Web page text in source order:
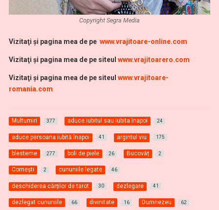
Copyright Segra Media
Vizitaţi şi pagina mea de pe www.vrajitoare-online.com
Vizitaţi şi pagina mea de pe siteul www.vrajitoarero.com
Vizitaţi şi pagina mea de pe siteul www.vrajitoare-
romania.com
Multumiri 377 aduce iubitul sau iubita înapoi 24
aduce persoana iubită înapoi 41 argintul viu 175
blesteme 277 boli de piele 26 Bucovăț 2
Cornești 2 cununiile legate 46
deschiderea cărţilor de tarot 30 dezlegare 41
dezlegat cununiile 66 divinitate 16 Dumnezeu 62